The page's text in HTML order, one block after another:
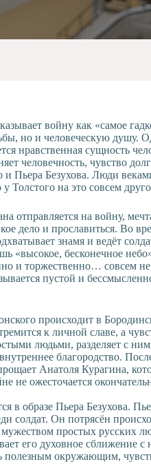
войну как «самое
но и человеческую душу.
нравственная сущность
человечность, чувство
и Пьера Безухова. Люди
Толстого на это совсем
отправляется на войну,
дело и прославиться. Во
знамя и ведёт
«высокое, бесконечное
и торжественно… совсем
пустой и
происходит в
к личной славе, а
людьми, разделяет с
благородство.
Анатоля Курагина,
не ожесточается
в образе Пьера Безухова.
солдат. Он потрясён
простых русских
его духовное сближение с
полезным окружающим,